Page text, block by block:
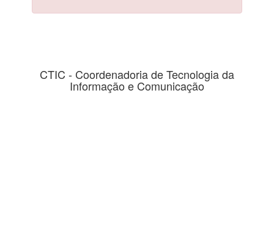
CTIC - Coordenadoria de Tecnologia da
Informação e Comunicação